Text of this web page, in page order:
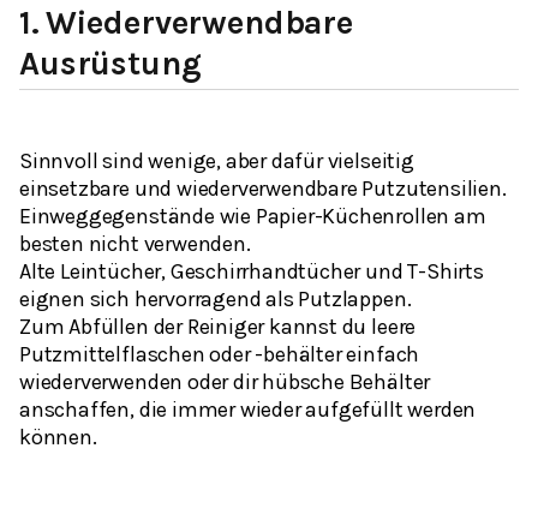
1.Wiederverwendbare
Ausrüstung
Sinnvoll sind wenige, aber dafür vielseitig
einsetzbare und wiederverwendbare Putzutensilien.
Einweggegenstände wie Papier-Küchenrollen am
besten nicht verwenden.
Alte Leintücher, Geschirrhandtücher und T-Shirts
eignen sich hervorragend als Putzlappen.
Zum Abfüllen der Reiniger kannst du leere
Putzmittelflaschen oder -behälter einfach
wiederverwenden oder dir hübsche Behälter
anschaffen, die immer wieder aufgefüllt werden
können.